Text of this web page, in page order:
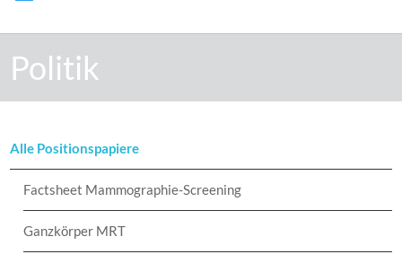
Politik
Alle Positionspapiere
Factsheet Mammographie-Screening
Ganzkörper MRT